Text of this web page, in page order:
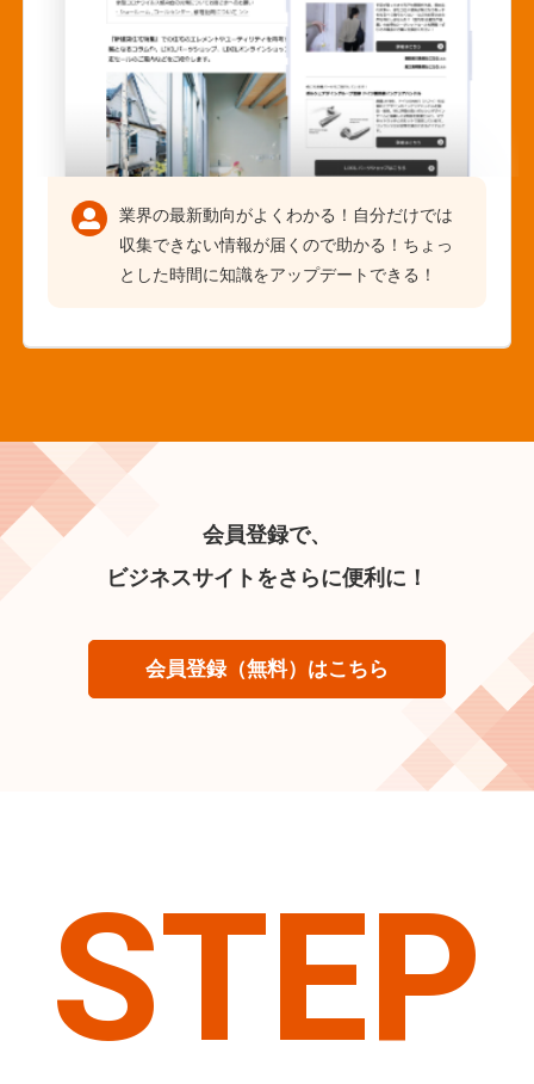
業界の最新動向がよくわかる！自分だけでは
収集できない情報が届くので助かる！ちょっ
とした時間に知識をアップデートできる！
会員登録で、
ビジネスサイトをさらに便利に！
会員登録（無料）はこちら
STEP